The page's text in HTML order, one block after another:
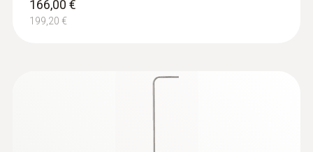
636,00 €
166,00 €
199,20 €